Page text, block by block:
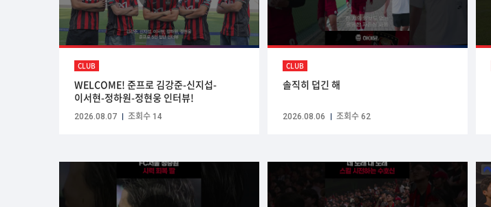
CLUB
WELCOME! 준프로 김강준-신지섭-
이서현-정하원-정현웅 인터뷰!
2026.08.07 조회수 14
CLUB
솔직히 덥긴 해
2026.08.06 조회수 62